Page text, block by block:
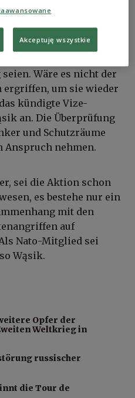
der Ukraine überprüft
Bunker und
würden prüfen,
Wäre es nicht der
ergriffen, um sie wieder
kündigte Vize-
an. Die Überprüfung
und Schutzräume
Anspruch nehmen.
sei die Aktion schon
es bestehe nur ein
mit den
auf
Nato-Mitglied sei
Wąsik.
Opfer der
Weltkrieg in
russischer
die Tour de
Akceptuję wszystkie